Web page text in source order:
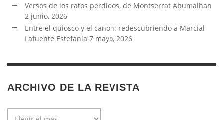
Versos de los ratos perdidos, de Montserrat Abumalhan
2 junio, 2026
Entre el quiosco y el canon: redescubriendo a Marcial
Lafuente Estefanía 7 mayo, 2026
ARCHIVO DE LA REVISTA